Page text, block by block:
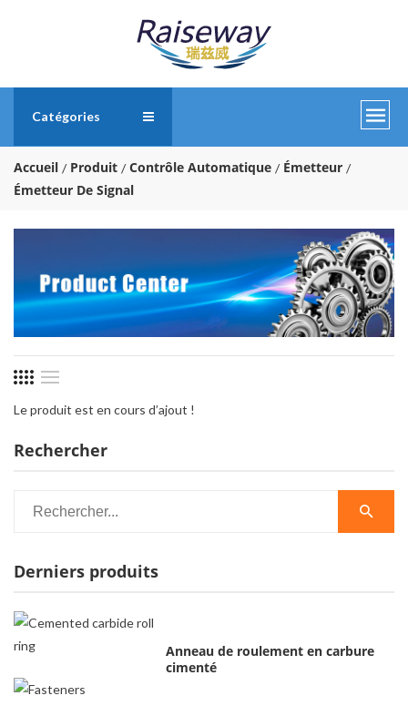
Catégories
Accueil Produit Contrôle Automatique
Émetteur
Émetteur De Signal
Rechercher
Derniers produits
Anneau de roulement en carbure
cimenté
Le produit est en cours d’ajout !